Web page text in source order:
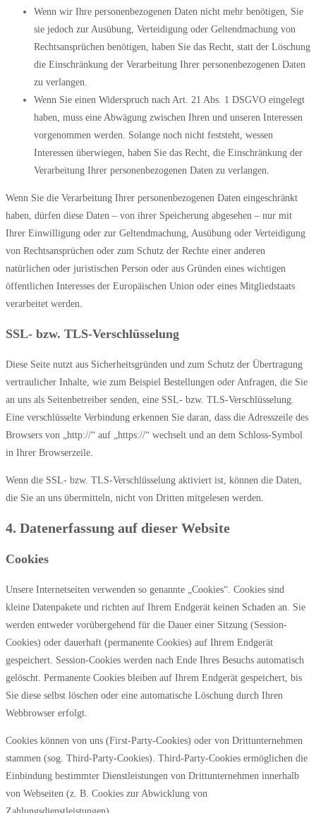
Wenn wir Ihre personenbezogenen Daten nicht mehr benötigen, Sie
sie jedoch zur Ausübung, Verteidigung oder Geltendmachung von
Rechtsansprüchen benötigen, haben Sie das Recht, statt der Löschung
die Einschränkung der Verarbeitung Ihrer personenbezogenen Daten
zu verlangen.
Wenn Sie einen Widerspruch nach Art. 21 Abs. 1 DSGVO eingelegt
haben, muss eine Abwägung zwischen Ihren und unseren Interessen
vorgenommen werden. Solange noch nicht feststeht, wessen
Interessen überwiegen, haben Sie das Recht, die Einschränkung der
Verarbeitung Ihrer personenbezogenen Daten zu verlangen.
Wenn Sie die Verarbeitung Ihrer personenbezogenen Daten eingeschränkt
haben, dürfen diese Daten – von ihrer Speicherung abgesehen – nur mit
Ihrer Einwilligung oder zur Geltendmachung, Ausübung oder Verteidigung
von Rechtsansprüchen oder zum Schutz der Rechte einer anderen
natürlichen oder juristischen Person oder aus Gründen eines wichtigen
öffentlichen Interesses der Europäischen Union oder eines Mitgliedstaats
verarbeitet werden.
SSL- bzw. TLS-Verschlüsselung
Diese Seite nutzt aus Sicherheitsgründen und zum Schutz der Übertragung
vertraulicher Inhalte, wie zum Beispiel Bestellungen oder Anfragen, die Sie
an uns als Seitenbetreiber senden, eine SSL- bzw. TLS-Verschlüsselung.
Eine verschlüsselte Verbindung erkennen Sie daran, dass die Adresszeile des
Browsers von „http://“ auf „https://“ wechselt und an dem Schloss-Symbol
in Ihrer Browserzeile.
Wenn die SSL- bzw. TLS-Verschlüsselung aktiviert ist, können die Daten,
die Sie an uns übermitteln, nicht von Dritten mitgelesen werden.
4. Datenerfassung auf dieser Website
Cookies
Unsere Internetseiten verwenden so genannte „Cookies“. Cookies sind
kleine Datenpakete und richten auf Ihrem Endgerät keinen Schaden an. Sie
werden entweder vorübergehend für die Dauer einer Sitzung (Session-
Cookies) oder dauerhaft (permanente Cookies) auf Ihrem Endgerät
gespeichert. Session-Cookies werden nach Ende Ihres Besuchs automatisch
gelöscht. Permanente Cookies bleiben auf Ihrem Endgerät gespeichert, bis
Sie diese selbst löschen oder eine automatische Löschung durch Ihren
Webbrowser erfolgt.
Cookies können von uns (First-Party-Cookies) oder von Drittunternehmen
stammen (sog. Third-Party-Cookies). Third-Party-Cookies ermöglichen die
Einbindung bestimmter Dienstleistungen von Drittunternehmen innerhalb
von Webseiten (z. B. Cookies zur Abwicklung von